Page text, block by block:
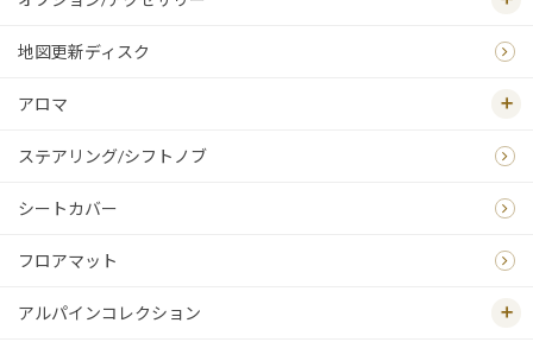
地図更新ディスク
アロマ
ステアリング/シフトノブ
シートカバー
フロアマット
アルパインコレクション